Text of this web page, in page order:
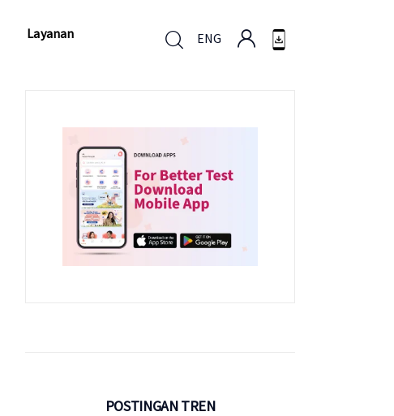
Layanan ENG
POSTINGAN TREN